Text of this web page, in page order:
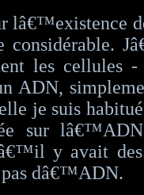
lâ€™existence
considérable.
les cellules
ADN,
je suis
sur
y avait
pas dâ€™ADN.